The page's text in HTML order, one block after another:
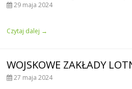
29 maja 2024
Czytaj dalej →
WOJSKOWE ZAKŁADY
27 maja 2024